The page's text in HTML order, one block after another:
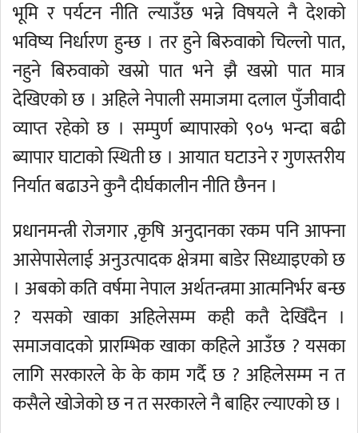
भूमि र पर्यटन नीति ल्याउँछ भन्ने विषयले नै देशको
भविष्य निर्धारण हुन्छ । तर हुने बिरुवाको चिल्लो पात,
नहुने बिरुवाको खस्रो पात भने झै खस्रो पात मात्र
देखिएको छ । अहिले नेपाली समाजमा दलाल पुँजीवादी
व्याप्त रहेको छ । सम्पुर्ण ब्यापारको ९०५ भन्दा बढी
ब्यापार घाटाको स्थिती छ । आयात घटाउने र गुणस्तरीय
निर्यात बढाउने कुनै दीर्घकालीन नीति छैनन ।
प्रधानमन्त्री रोजगार ,कृषि अनुदानका रकम पनि आफ्ना
आसेपासेलाई अनुउत्पादक क्षेत्रमा बाडेर सिध्याइएको छ
। अबको कति वर्षमा नेपाल अर्थतन्त्रमा आत्मनिर्भर बन्छ
? यसको खाका अहिलेसम्म कही कतै देखिँदैन ।
समाजवादको प्रारम्भिक खाका कहिले आउँछ ? यसका
लागि सरकारले के के काम गर्दै छ ? अहिलेसम्म न त
कसैले खोजेको छ न त सरकारले नै बाहिर ल्याएको छ ।